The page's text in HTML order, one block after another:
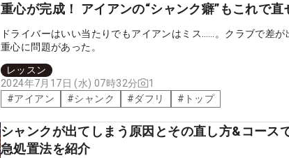
重心が完成！ アイアンの“シャンク癖”もこれで直
ドライバーはいい当たりでもアイアンはミス……。クラブで差が
重心に問題があった。
レッスン
2024年7月17日 (水) 07時32分
1
#アイアン #シャンク #ダフリ # トップ
シャンクが出てしまう原因とその直し方&コース
急処置法を紹介